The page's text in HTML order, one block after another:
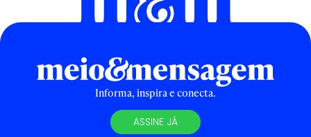
Informa, inspira e conecta.
ASSINE JÁ